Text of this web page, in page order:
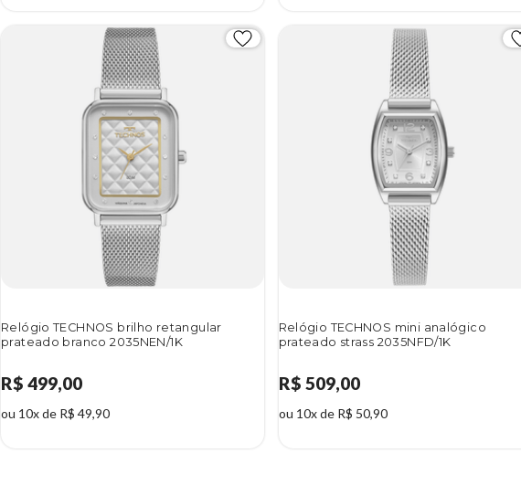
Relógio TECHNOS brilho retangular
prateado branco 2035NEN/1K
R$ 499,00
ou 10x de R$ 49,90
Relógio TECHNOS mini analógico
prateado strass 2035NFD/1K
R$ 509,00
ou 10x de R$ 50,90